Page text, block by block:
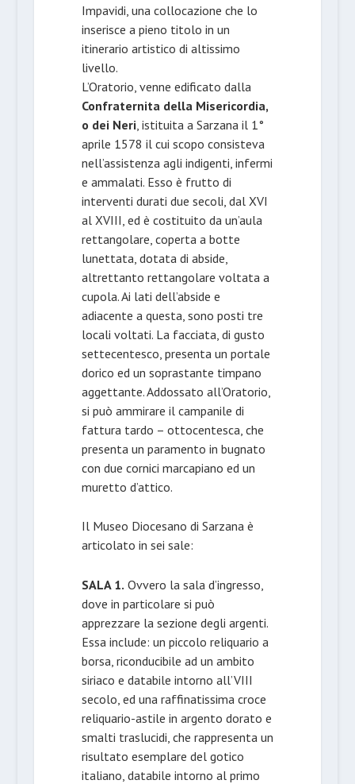
Impavidi, una collocazione che lo
inserisce a pieno titolo in un
itinerario artistico di altissimo
livello.
L’Oratorio, venne edificato dalla
Confraternita della Misericordia,
o dei Neri, istituita a Sarzana il 1°
aprile 1578 il cui scopo consisteva
nell’assistenza agli indigenti, infermi
e ammalati. Esso è frutto di
interventi durati due secoli, dal XVI
al XVIII, ed è costituito da un’aula
rettangolare, coperta a botte
lunettata, dotata di abside,
altrettanto rettangolare voltata a
cupola. Ai lati dell’abside e
adiacente a questa, sono posti tre
locali voltati. La facciata, di gusto
settecentesco, presenta un portale
dorico ed un soprastante timpano
aggettante. Addossato all’Oratorio,
si può ammirare il campanile di
fattura tardo – ottocentesca, che
presenta un paramento in bugnato
con due cornici marcapiano ed un
muretto d’attico.
Il Museo Diocesano di Sarzana è
articolato in sei sale:
SALA 1. Ovvero la sala d’ingresso,
dove in particolare si può
apprezzare la sezione degli argenti.
Essa include: un piccolo reliquario a
borsa, riconducibile ad un ambito
siriaco e databile intorno all’VIII
secolo, ed una raffinatissima croce
reliquario-astile in argento dorato e
smalti traslucidi, che rappresenta un
risultato esemplare del gotico
italiano, databile intorno al primo